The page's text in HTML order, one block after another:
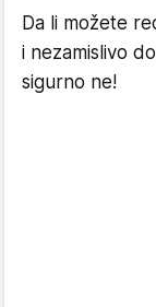
Da li možete
i nezamislivo
sigurno ne!